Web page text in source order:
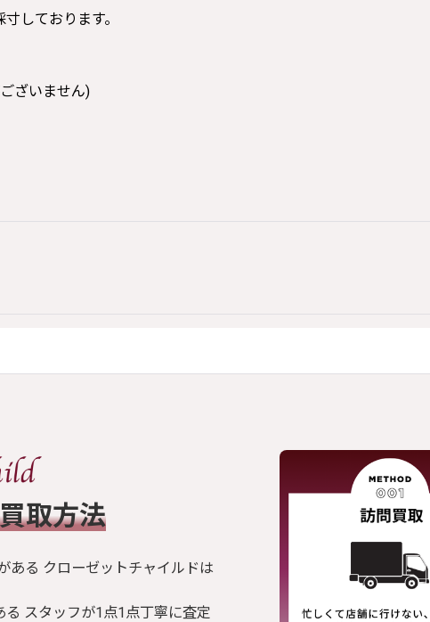
しております。
ざいません)
取方法
ある クローゼットチャイルドは
スタッフが1点1点丁寧に査定